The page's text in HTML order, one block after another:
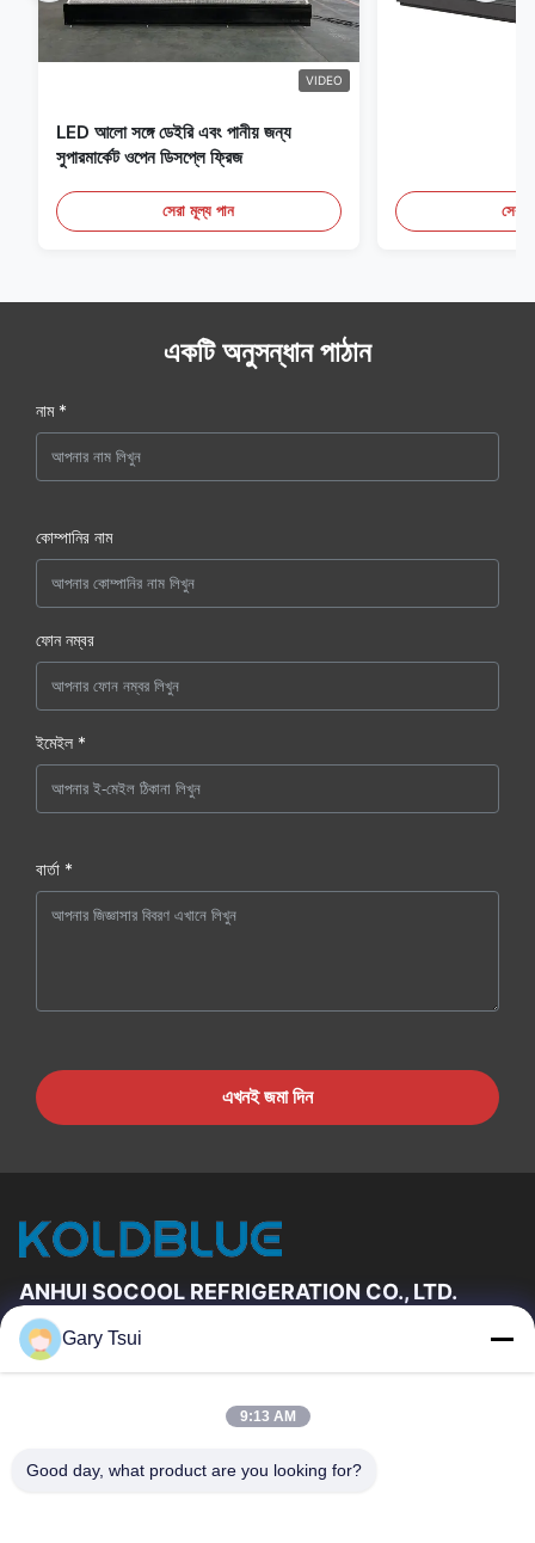
VIDEO
LED আলো সঙ্গে ডেইরি এবং পানীয় জন্য
সুপারমার্কেট ওপেন ডিসপ্লে ফ্রিজ
সেরা মূল্য পান সেরা
একটি অনুসন্ধান পাঠান
নাম *
কোম্পানির নাম
ফোন নম্বর
ইমেইল *
বার্তা *
এখনই জমা দিন
ANHUI SOCOOL REFRIGERATION CO., LTD.
দ্রুত লিঙ্ক
আমাদের সম্পর্কে
কারখানা ভ্রমণ
মান নিয়ন্ত্রণ
Gary Tsui
9:13 AM
Good day, what product are you looking for?